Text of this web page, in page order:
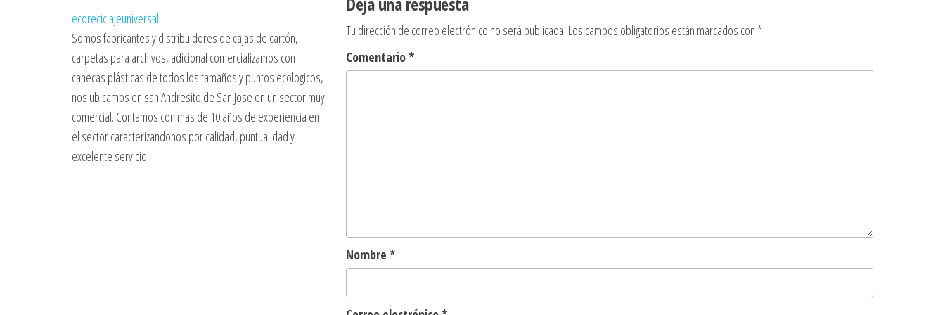
ecoreciclajeuniversal
Somos fabricantes y distribuidores de cajas de cartón,
carpetas para archivos, adicional comercializamos con
canecas plásticas de todos los tamaños y puntos ecologicos,
nos ubicamos en san Andresito de San Jose en un sector muy
comercial. Contamos con mas de 10 años de experiencia en
el sector caracterizandonos por calidad, puntualidad y
excelente servicio
Tu dirección de correo electrónico no será publicada. Los campos obligatorios están marcados con *
Comentario*
Nombre *